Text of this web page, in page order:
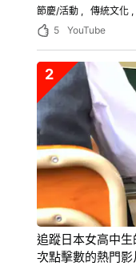
節慶/活動 傳統文化
5
YouTube
2
追蹤日本女高中
次點擊數的熱門